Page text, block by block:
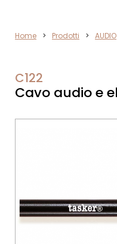
Home > Prodotti > AUDIO
C122
Cavo audio e